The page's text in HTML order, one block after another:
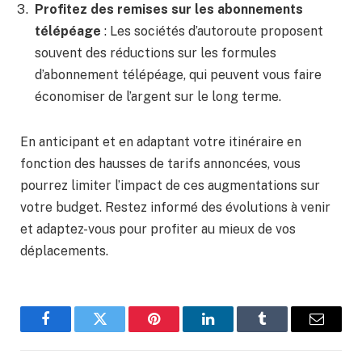
Profitez des remises sur les abonnements
télépéage : Les sociétés d’autoroute proposent
souvent des réductions sur les formules
d’abonnement télépéage, qui peuvent vous faire
économiser de l’argent sur le long terme.
En anticipant et en adaptant votre itinéraire en
fonction des hausses de tarifs annoncées, vous
pourrez limiter l’impact de ces augmentations sur
votre budget. Restez informé des évolutions à venir
et adaptez-vous pour profiter au mieux de vos
déplacements.
FacebookTwitter Pinterest LinkedInTumblr Email